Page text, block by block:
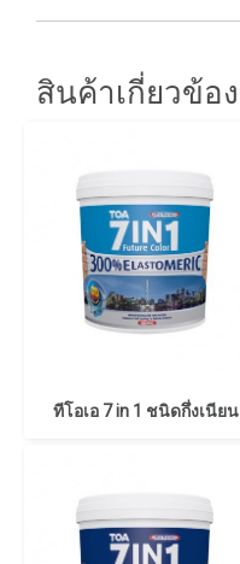
สินค้าเกี่ยวข้อง
ทีโอเอ 7 in 1 ชนิดกึ่งเนียน